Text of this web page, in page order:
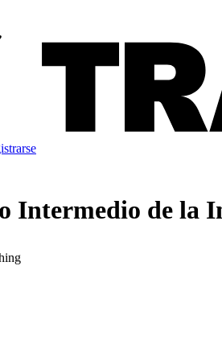
Intermedio de la